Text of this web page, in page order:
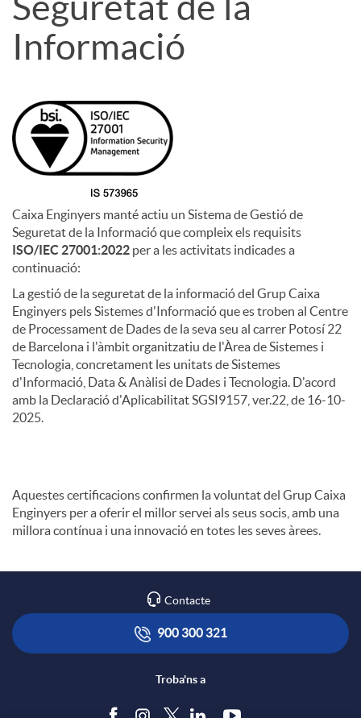
Informació
Caixa Enginyers manté actiu un Sistema de Gestió de
Seguretat de la Informació que compleix els requisits
ISO/IEC 27001:2022 per a les activitats indicades a
continuació:
La gestió de la seguretat de la informació del Grup Caixa
Enginyers pels Sistemes d'Informació que es troben al Centre
de Processament de Dades de la seva seu al carrer Potosí 22
de Barcelona i l'àmbit organitzatiu de l'Àrea de Sistemes i
Tecnologia, concretament les unitats de Sistemes
d'Informació, Data & Anàlisi de Dades i Tecnologia. D'acord
amb la Declaració d'Aplicabilitat SGSI9157, ver.22, de 16-10-
2025.
Aquestes certificacions confirmen la voluntat del Grup Caixa
Enginyers per a oferir el millor servei als seus socis, amb una
millora contínua i una innovació en totes les seves àrees.
Contacte
900 300 321
Troba'ns a